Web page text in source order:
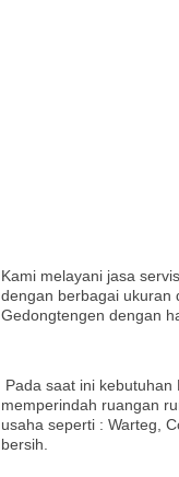
Kami melayani jasa
dengan berbagai ukuran
Gedongtengen dengan
Pada saat ini
memperindah ruangan
usaha seperti : Warteg,
bersih.